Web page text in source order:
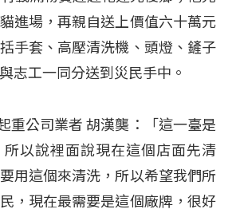
進場，再親自送上價值六十萬元
手套、高壓清洗機、頭燈、鏟子
志工一同分送到災民手中。
重公司業者 胡漢龑：「這一臺是
以說裡面說現在這個店面先清
用這個來清洗，所以希望我們所
，現在最需要是這個廠牌，很好